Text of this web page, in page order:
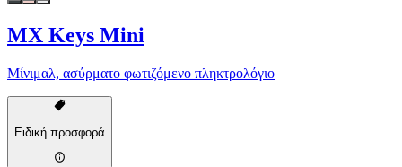
MX Keys Mini
Μίνιμαλ, ασύρματο φωτιζόμενο πληκτρολόγιο
Ειδική προσφορά